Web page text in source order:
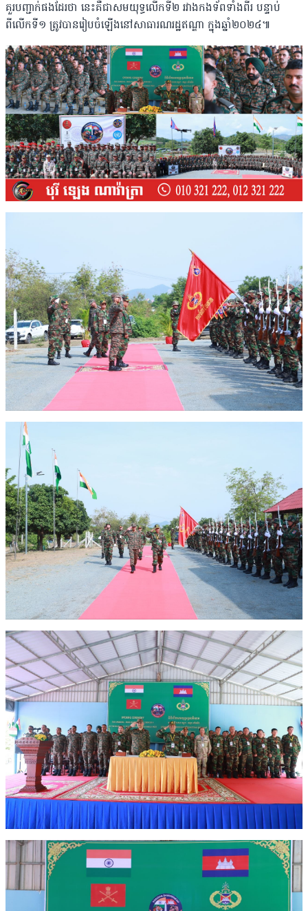
គួរបញ្ជាក់ផងដែរថា នេះគឺជាសមយុទ្ធលើកទី២ រវាងកងទ័ពទាំងពីរ បន្ទាប់
ពីលើកទី១ ត្រូវបានរៀបចំឡើងនៅសាធារណរដ្ឋឥណ្ឌា ក្នុងឆ្នាំ២០២៤៕